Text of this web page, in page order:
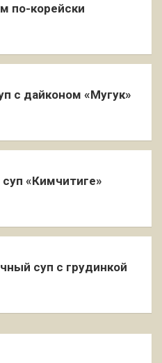
по-корейски
с дайконом «Мугук»
«Кимчитиге»
суп с грудинкой